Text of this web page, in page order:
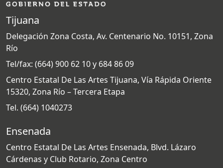
Tijuana
Delegación Zona Costa, Av. Centenario No. 10151, Zona
Río
Tel/fax: (664) 900 62 10 y 684 86 09
Centro Estatal De Las Artes Tijuana, Vía Rápida Oriente
15320, Zona Río – Tercera Etapa
Tel. (664) 1040273
Ensenada
Centro Estatal De Las Artes Ensenada, Blvd. Lázaro
Cárdenas y Club Rotario, Zona Centro